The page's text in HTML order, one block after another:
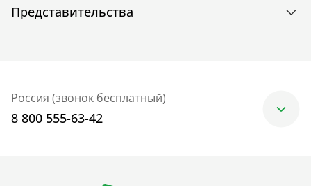
Представительства
Россия (звонок бесплатный)
8 800 555-63-42